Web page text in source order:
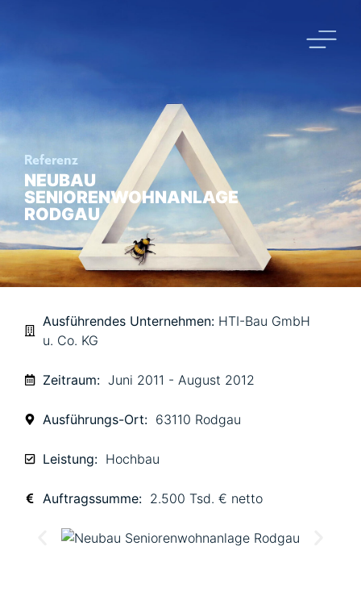
Referenz
NEUBAU
SENIORENWOHNANLAGE
RODGAU
Ausführendes Unternehmen: HTI-Bau GmbH
u. Co. KG
Zeitraum:Juni 2011 - August 2012
Ausführungs-Ort:63110 Rodgau
Leistung: Hochbau
Auftragssumme:2.500 Tsd. € netto